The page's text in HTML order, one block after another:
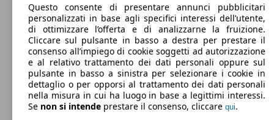
Questo consente di presentare annunci pubblicitari
personalizzati in base agli specifici interessi dell’utente,
di ottimizzare l’offerta e di analizzarne la fruizione.
Cliccare sul pulsante in basso a destra per prestare il
consenso all’impiego di cookie soggetti ad autorizzazione
e al relativo trattamento dei dati personali oppure sul
pulsante in basso a sinistra per selezionare i cookie in
dettaglio o per opporsi al trattamento dei dati personali
nella misura in cui ha luogo in base a legittimi interessi.
Se non si intende prestare il consenso, cliccare qui.